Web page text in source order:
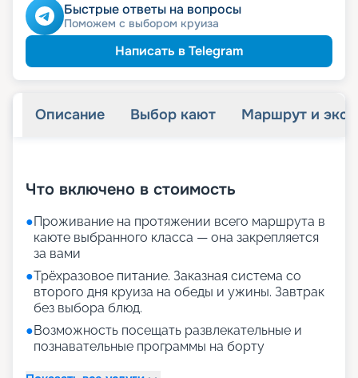
Быстрые ответы на вопросы
Поможем с выбором круиза
Написать в Telegram
Описание Выбор кают Маршрут и
Что включено в стоимость
●Проживание на протяжении всего маршрута в
каюте выбранного класса — она закрепляется
за вами
●Трёхразовое питание. Заказная система со
второго дня круиза на обеды и ужины. Завтрак
без выбора блюд.
●Возможность посещать развлекательные и
познавательные программы на борту